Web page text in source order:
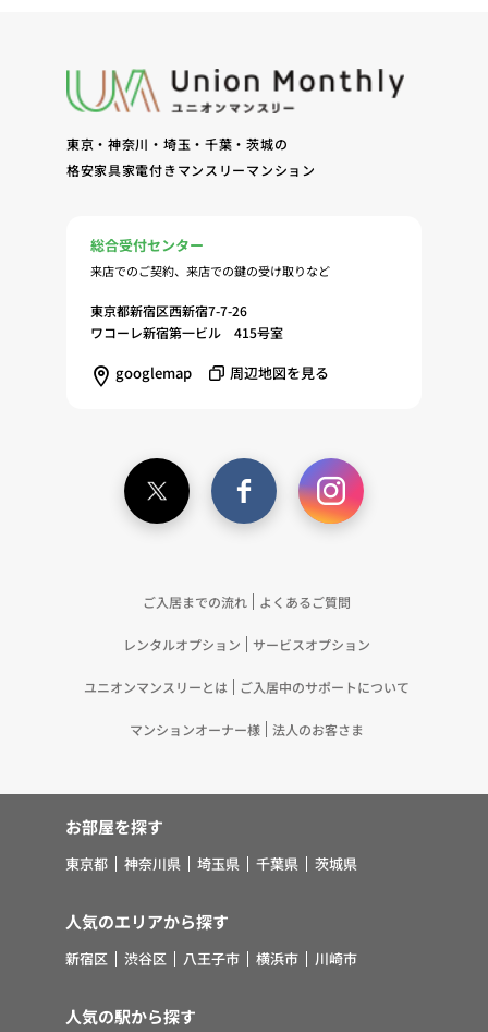
東京・神奈川・埼玉・千葉・茨城の
格安家具家電付きマンスリーマンション
総合受付センター
来店でのご契約、来店での鍵の受け取りなど
東京都新宿区西新宿7-7-26
ワコーレ新宿第一ビル 415号室
googlemap 周辺地図を見る
ご入居までの流れ よくあるご質問
レンタルオプション サービスオプション
ユニオンマンスリーとは ご入居中のサポートについて
マンションオーナー様 法人のお客さま
お部屋を探す
東京都 神奈川県 埼玉県 千葉県 茨城県
人気のエリアから探す
新宿区 渋谷区 八王子市 横浜市 川崎市
人気の駅から探す